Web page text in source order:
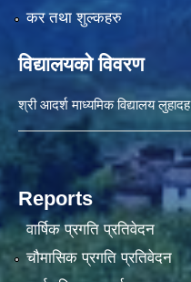
कर तथा शुल्कहरु
विद्यालयको विवरण
श्री आदर्श माध्यमिक विद्यालय लुहादह
Reports
वार्षिक प्रगति प्रतिवेदन
चौमासिक प्रगति प्रतिवेदन